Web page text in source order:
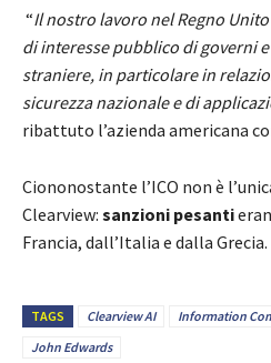
“Il nostro lavoro nel Regno
di interesse pubblico di governi
straniere, in particolare in
sicurezza nazionale e di
ribattuto l’azienda americana
Ciononostante l’ICO non è
Clearview: sanzioni pesanti
Francia, dall’Italia e dalla Grecia.
TAGS Clearview AI
Information
John Edwards